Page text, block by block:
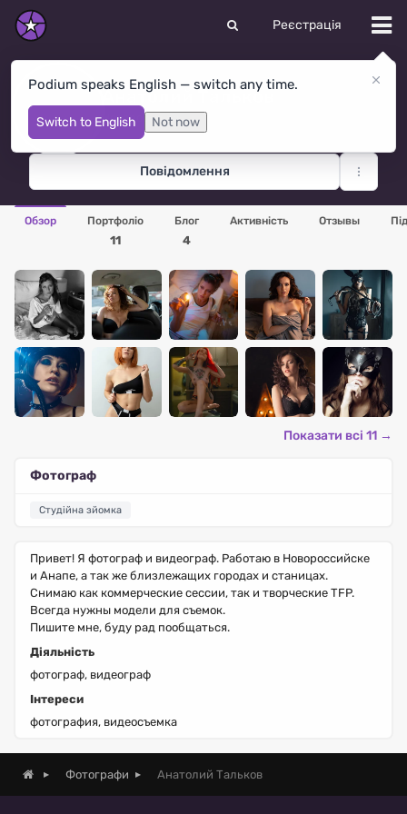
Реєстрація
Podium speaks English — switch any time.
Switch to English Not now
Анатолий Тальков
Новороссийск· Росія
Повідомлення
Обзор Портфоліо
11
Блог
4
Активність Отзывы
Показати всі 11 →
Фотограф
Студійна зйомка
Привет! Я фотограф и видеограф. Работаю в Новороссийске
и Анапе, а так же близлежащих городах и станицах.
Снимаю как коммерческие сессии, так и творческие TFP.
Всегда нужны модели для съемок.
Пишите мне, буду рад пообщаться.
Діяльність
фотограф, видеограф
Інтереси
фотография, видеосъемка
Фотографи Анатолий Тальков